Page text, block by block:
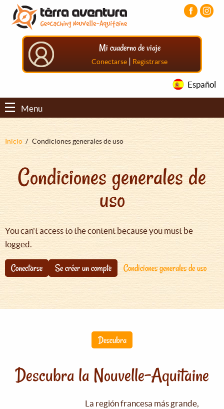
Pasar
contenido
principal
Pasar
menú
principal
Pasar
principal
Mi cuaderno de viaje
Conectarse | Registrarse
Español
Menu
Sobrescribir
ayuda
navegación
Inicio Condiciones generales de uso
Condiciones generales de
uso
You can't access to the content because you must be
logged.
Conectarse Se créer un compte Condiciones generales de uso
Descubra
Descubra la Nouvelle-Aquitaine
La región francesa más grande,